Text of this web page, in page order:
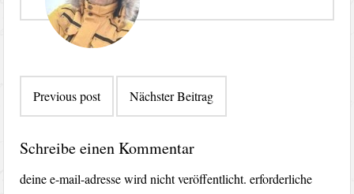
Previous post Nächster Beitrag
Schreibe einen Kommentar
deine e-mail-adresse wird nicht veröffentlicht. erforderliche